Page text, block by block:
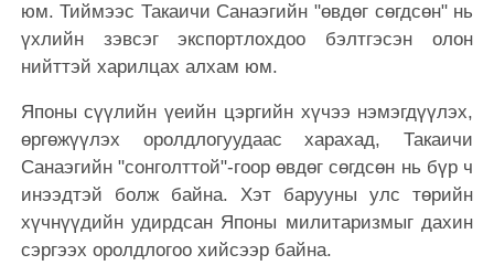
юм. Тиймээс Такаичи Санаэгийн "өвдөг сөгдсөн" нь
үхлийн зэвсэг экспортлохдоо бэлтгэсэн олон
нийттэй харилцах алхам юм.
Японы сүүлийн үеийн цэргийн хүчээ нэмэгдүүлэх,
өргөжүүлэх оролдлогуудаас харахад, Такаичи
Санаэгийн "сонголттой"-гоор өвдөг сөгдсөн нь бүр ч
инээдтэй болж байна. Хэт барууны улс төрийн
хүчнүүдийн удирдсан Японы милитаризмыг дахин
сэргээх оролдлогоо хийсээр байна.